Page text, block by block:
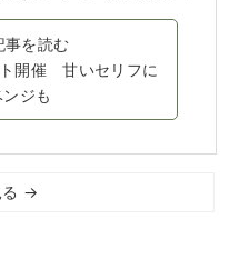
事を読む
開催 甘いセリフに
ジも
る →